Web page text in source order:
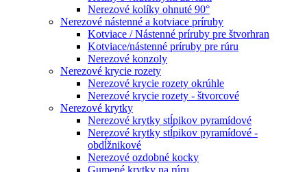
Nerezové kolíky ohnuté 90°
Nerezové nástenné a kotviace príruby
Kotviace / Nástenné príruby pre štvorhran
Kotviace/nástenné príruby pre rúru
Nerezové konzoly
Nerezové krycie rozety
Nerezové krycie rozety okrúhle
Nerezové krycie rozety - štvorcové
Nerezové krytky
Nerezové krytky stĺpikov pyramídové
Nerezové krytky stĺpikov pyramídové -
obdĺžnikové
Nerezové ozdobné kocky